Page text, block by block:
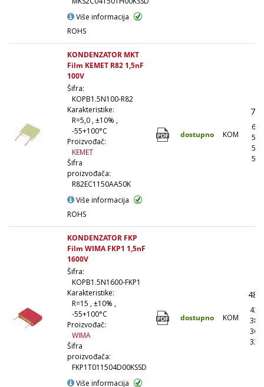
Više informacija
ROHS
KONDENZATOR MKT
Film KEMET R82 1,5nF
100V
Šifra:
KOPB1.5N100-R82
Karakteristike:
R=5,0 , ±10% ,
-55+100°C
Proizvođač:
KEMET
Šifra
proizvođača:
R82EC1150AA50K
Više informacija
ROHS
dostupno KOM
KONDENZATOR FKP
Film WIMA FKP1 1,5nF
1600V
Šifra:
KOPB1.5N1600-FKP1
Karakteristike:
R=15 , ±10% ,
-55+100°C
Proizvođač:
WIMA
Šifra
proizvođača:
FKP1T011504D00KSSD
Više informacija
dostupno KOM